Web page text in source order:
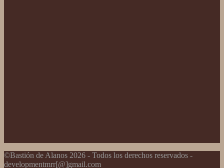
©Bastión de Alanos 2026 - Todos los derechos reservados -
developmentmrr[@]gmail.com